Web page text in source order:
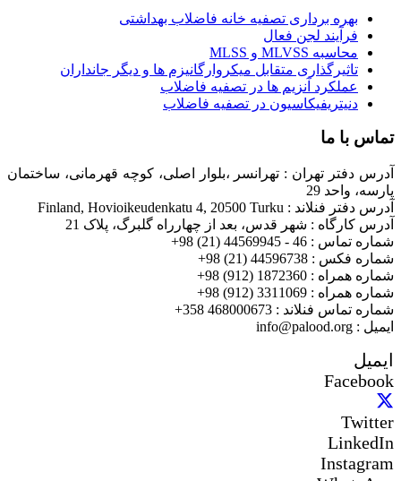
بهره برداری تصفیه خانه فاضلاب بهداشتی
فرآیند لجن فعال
محاسبه MLVSS و MLSS
تاثیرگذاری متقابل میکروارگانیزم ها و دیگر جانداران
عملکرد آنزیم ها در تصفیه فاضلاب
دنیتریفیکاسیون در تصفیه فاضلاب
تماس با ما
آدرس دفتر تهران : تهرانسر ،بلوار اصلی، کوچه قهرمانی، ساختمان
پارسه، واحد 29
آدرس دفتر فنلاند : Finland, Hovioikeudenkatu 4, 20500 Turku
آدرس کارگاه : شهر قدس، بعد از چهارراه گلبرگ، پلاک 21
شماره تماس : 46 - 44569945 (21) 98+
شماره فکس : 44596738 (21) 98+
شماره همراه : 1872360 (912) 98+
شماره همراه : 3311069 (912) 98+
شماره تماس فنلاند : 468000673 358+
ایمیل : info@palood.org
ایمیل
Facebook
Twitter
LinkedIn
Instagram